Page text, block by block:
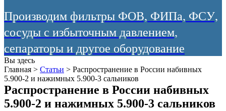
Производим фильтры ФОВ, ФИПа, ФСУ,
сосуды с избыточным давлением,
сепараторы и другое оборудование
Вы здесь
Главная > Статьи > Распространение в России набивных
5.900-2 и нажимных 5.900-3 сальников
Распространение в России набивных
5.900-2 и нажимных 5.900-3 сальников